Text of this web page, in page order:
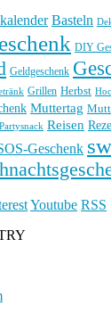
Basteln
DIY
Geldgeschenk
Grillen Herbst
Muttertag
Partysnack Reisen
Geschenk
Youtube RSS